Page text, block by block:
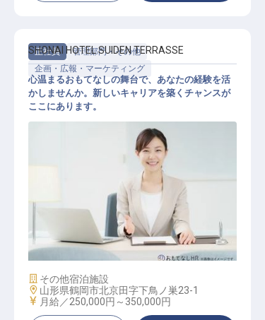
正社員
管理部門・その他
企画・広報・マーケティング
マーケティングコミュニケーション
SHONAI HOTEL SUIDEN TERRASSE
心温まるおもてなしの舞台で、あなたの経験を活
かしませんか。新しいキャリアを築くチャンスが
ここにあります。
施設業態
その他宿泊施設
勤務地
山形県鶴岡市北京田字下鳥ノ巣23-1
給与
月給／250,000円～ 350,000円